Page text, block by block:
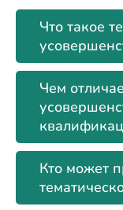
Что такое
Чем
Кто может